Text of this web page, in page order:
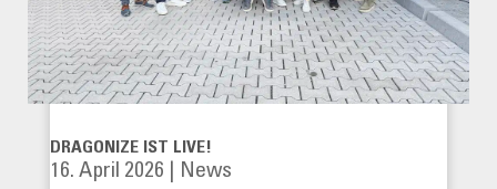
DRAGONIZE IST LIVE!
16. April 2026
News